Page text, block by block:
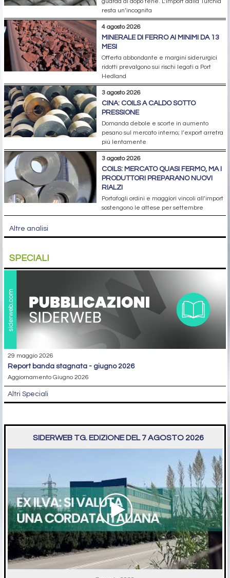
resta un’incognita
4 agosto 2026
MINERALE DI FERRO AI MINIMI DA 13
MESI
Offerta abbondante e margini siderurgici
ridotti prevalgono sui rischi legati a Port
Hedland
3 agosto 2026
CINA: COILS A CALDO SOTTO
PRESSIONE
Domanda debole e scorte in aumento
pesano sul mercato interno; l’export arretra
più lentamente
3 agosto 2026
COILS: MERCATO QUASI FERMO, MA I
PRODUTTORI PREPARANO NUOVI
RIALZI
Portafogli ordini e maggiori vincoli all’import
sostengono le attese per settembre
Altre analisi
SPECIALI
29 maggio 2026
report banda stagnata - giugno 2026
Aggiornamento Giugno 2026
Altri Speciali
SIDERWEB TG. EDIZIONE DEL 7 AGOSTO 2026